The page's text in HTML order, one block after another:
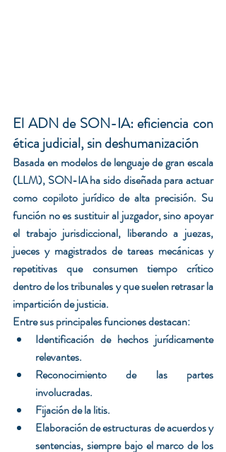
El ADN de SON-IA: eficiencia con
ética judicial, sin deshumanización
Basada en modelos de lenguaje de gran escala
(LLM), SON-IA ha sido diseñada para actuar
como copiloto jurídico de alta precisión. Su
función no es sustituir al juzgador, sino apoyar
el trabajo jurisdiccional, liberando a juezas,
jueces y magistrados de tareas mecánicas y
repetitivas que consumen tiempo crítico
dentro de los tribunales y que suelen retrasar la
impartición de justicia.
Entre sus principales funciones destacan:
Identificación de hechos jurídicamente
relevantes.
Reconocimiento de las partes
involucradas.
Fijación de la litis.
Elaboración de estructuras de acuerdos y
sentencias, siempre bajo el marco de los